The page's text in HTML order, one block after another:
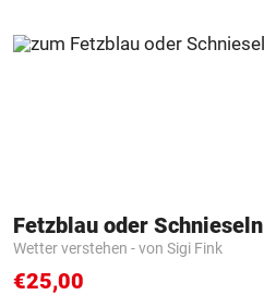
Fetzblau oder Schnieseln
Wetter verstehen - von Sigi Fink
€25,00